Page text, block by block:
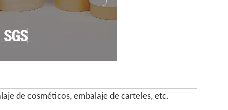
de cosméticos, embalaje de carteles, etc.